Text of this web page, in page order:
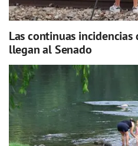
Las continuas
llegan al Senado